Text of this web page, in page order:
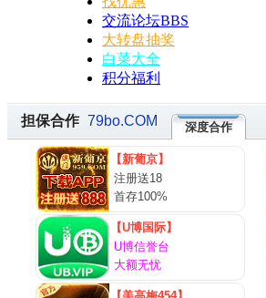
交流论坛BBS
大转盘抽奖
白菜大全
积分福利